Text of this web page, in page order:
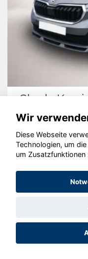
Skoda Kamiq
©
Wir
Diese Webseite
Technologien, um
um Zusatzfunktionen